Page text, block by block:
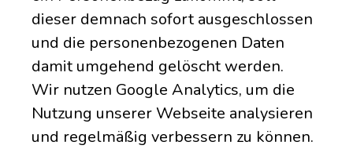
dieser demnach sofort ausgeschlossen
und die personenbezogenen Daten
damit umgehend gelöscht werden.
Wir nutzen Google Analytics, um die
Nutzung unserer Webseite analysieren
und regelmäßig verbessern zu können.